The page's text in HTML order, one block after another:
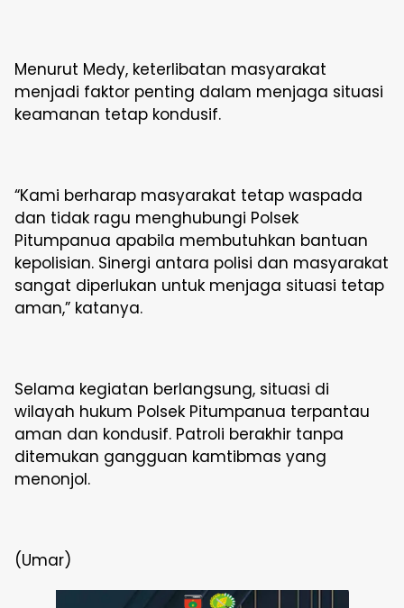
Menurut Medy, keterlibatan masyarakat
menjadi faktor penting dalam menjaga situasi
keamanan tetap kondusif.
“Kami berharap masyarakat tetap waspada
dan tidak ragu menghubungi Polsek
Pitumpanua apabila membutuhkan bantuan
kepolisian. Sinergi antara polisi dan masyarakat
sangat diperlukan untuk menjaga situasi tetap
aman,” katanya.
Selama kegiatan berlangsung, situasi di
wilayah hukum Polsek Pitumpanua terpantau
aman dan kondusif. Patroli berakhir tanpa
ditemukan gangguan kamtibmas yang
menonjol.
(Umar)